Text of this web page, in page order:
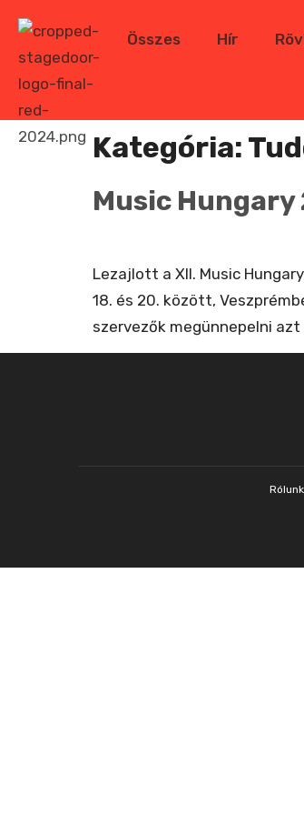
Összes Hír
Kategória:
Music Hungary
Lezajlott a XII. Music
18. és 20. között,
szervezők megünnepelni
Rólunk